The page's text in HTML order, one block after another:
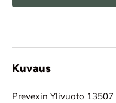
Kuvaus
Prevexin Ylivuoto